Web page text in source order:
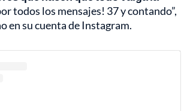
todos los mensajes! 37 y contando”,
en su cuenta de Instagram.